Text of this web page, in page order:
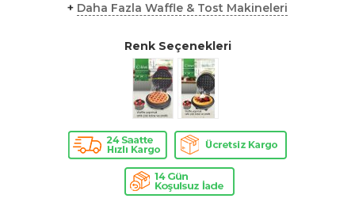
+ Daha Fazla Waffle & Tost Makineleri
Renk Seçenekleri